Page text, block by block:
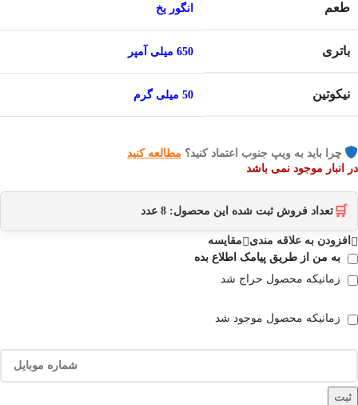
طعم انگور یخ
باتری 650 میلی آمپر
نیکوتین 50 میلی گرم
چرا باید به ویپ جنوب اعتماد کنید؟ مطالعه کنید
در انبار موجود نمی باشد
🛒 تعداد فروش ثبت شده این محصول: 8 عدد
افزودن به علاقه مندی
مقایسه
به من از طریق پیامک اطلاع بده
زمانیکه محصول حراج شد
زمانیکه محصول موجود شد
ثبت